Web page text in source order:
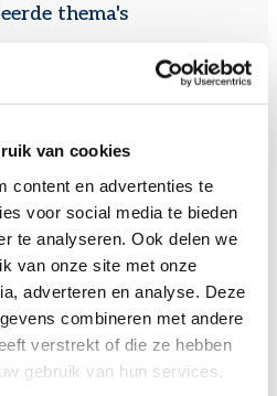
van cookies
content en advertenties te
voor social media te bieden
te analyseren. Ook delen we
van onze site met onze
adverteren en analyse. Deze
combineren met andere
verstrekt of die ze hebben
gebruik van hun services.
thema's
bij eerste aanwervingen in België:
werkgeversbijdragen